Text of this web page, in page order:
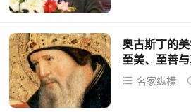
奥古斯丁的
至美、至善
名家纵横